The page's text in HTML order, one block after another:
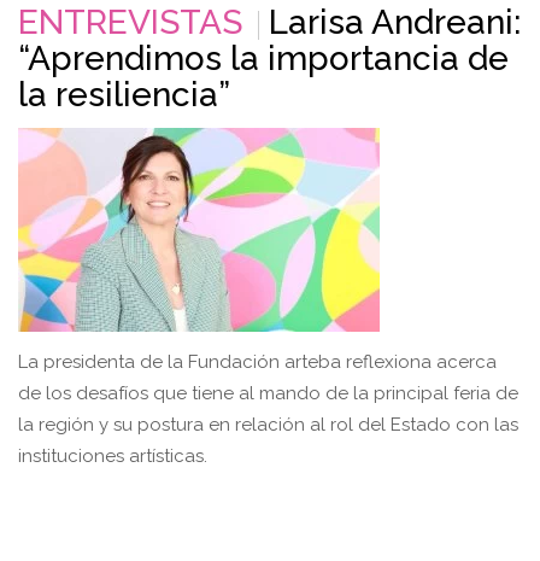
ENTREVISTAS
Larisa Andreani:
“Aprendimos la importancia de
la resiliencia”
La presidenta de la Fundación arteba reflexiona acerca
de los desafíos que tiene al mando de la principal feria de
la región y su postura en relación al rol del Estado con las
instituciones artísticas.